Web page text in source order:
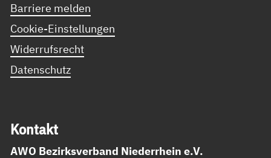
Barriere melden
Cookie-Einstellungen
Widerrufsrecht
Datenschutz
Kon­takt
AWO Bezirksverband Niederrhein e.V.